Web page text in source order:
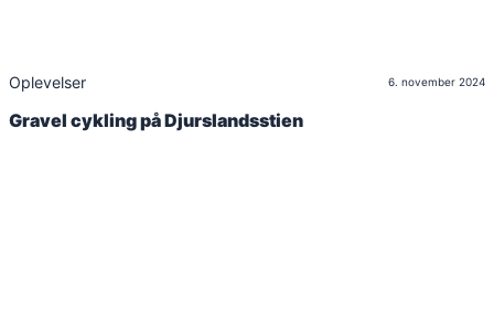
Oplevelser 6. november 2024
Gravel cykling på Djurslandsstien